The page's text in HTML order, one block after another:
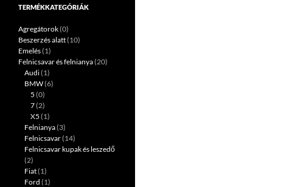
TERMÉKKATEGÓRIÁK
Agregátorok(0)
Beszerzés alatt(10)
Emelés(1)
Felnicsavar és felnianya(20)
Audi(1)
BMW(6)
5 (0)
7(2)
X5 (1)
Felnianya(3)
Felnicsavar(14)
Felnicsavar kupak és leszedő
(2)
Fiat(1)
Ford (1)